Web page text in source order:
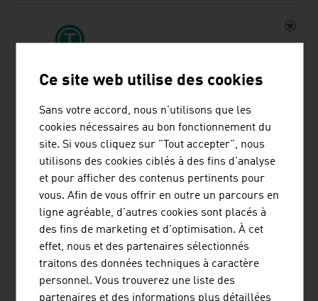
TIROLER ROHRE GMBH
La société Tiroler Rohre GmbH (TRM) développe, produit
et commercialise des systèmes de tuyaux et de pieux en
fonte ductile de haute qualité pour le transport de l'eau
et les travaux spéciaux de génie civil.
REDBLOC | REDBLOCSYSTEMS GMBH
Ce site web utilise des cookies
Sans votre accord, nous n'utilisons que les
cookies nécessaires au bon fonctionnement du
site. Si vous cliquez sur "Tout accepter", nous
utilisons des cookies ciblés à des fins d'analyse
et pour afficher des contenus pertinents pour
vous. Afin de vous offrir en outre un parcours en
ligne agréable, d'autres cookies sont placés à
des fins de marketing et d'optimisation. À cet
effet, nous et des partenaires sélectionnés
traitons des données techniques à caractère
personnel. Vous trouverez une liste des
partenaires et des informations plus détaillées